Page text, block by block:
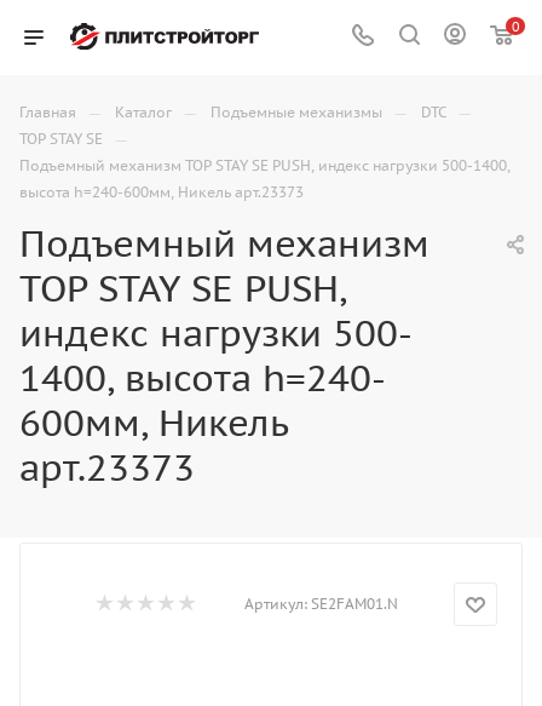
0
Главная — Каталог — Подъемные механизмы — DTC —
TOP STAY SE —
Подъемный механизм TOP STAY SE PUSH, индекс нагрузки 500-1400,
высота h=240-600мм, Никель арт.23373
Подъемный механизм
TOP STAY SE PUSH,
индекс нагрузки 500-
1400, высота h=240-
600мм, Никель
арт.23373
Артикул: SE2FAM01.N